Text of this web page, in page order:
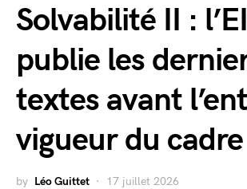
Solvabilité II :
publie les
textes avant
vigueur du
by Léo Guittet 17 juillet 2026